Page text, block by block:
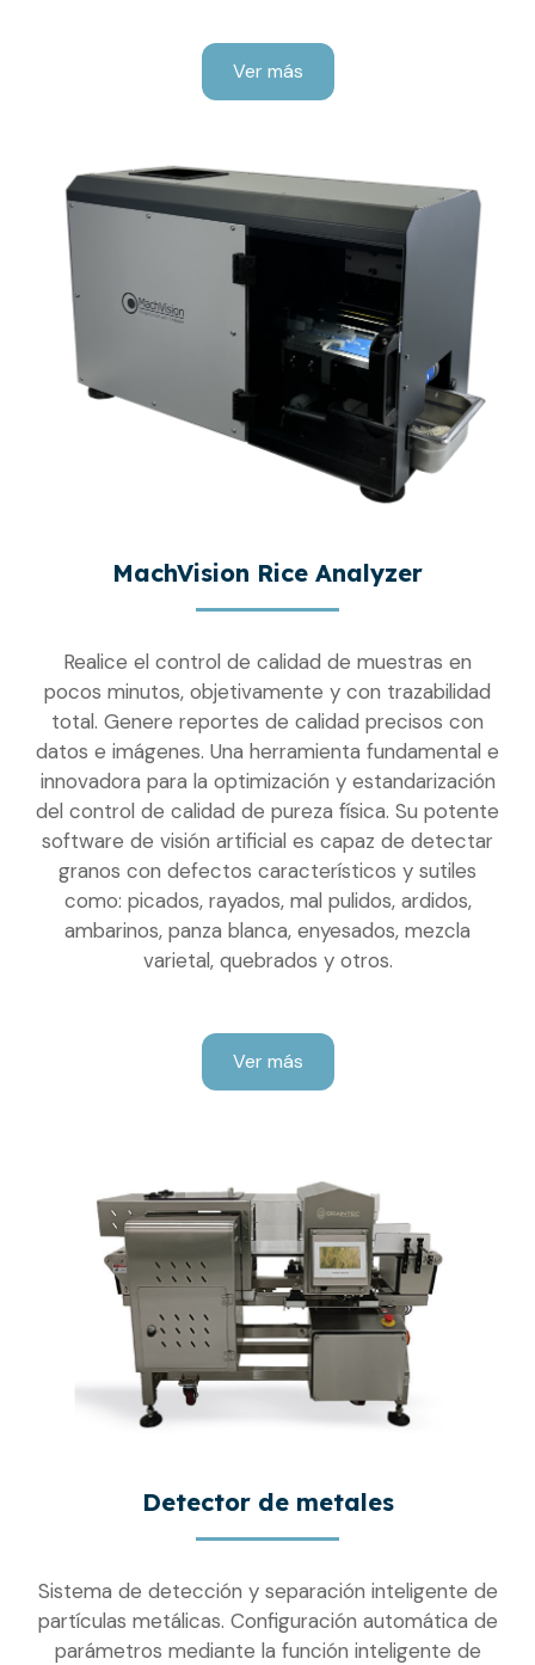
Ver más
MachVision Rice Analyzer
Realice el control de calidad de muestras en
pocos minutos, objetivamente y con trazabilidad
total. Genere reportes de calidad precisos con
datos e imágenes. Una herramienta fundamental e
innovadora para la optimización y estandarización
del control de calidad de pureza física. Su potente
software de visión artificial es capaz de detectar
granos con defectos característicos y sutiles
como: picados, rayados, mal pulidos, ardidos,
ambarinos, panza blanca, enyesados, mezcla
varietal, quebrados y otros.
Ver más
Detector de metales
Sistema de detección y separación inteligente de
partículas metálicas. Configuración automática de
parámetros mediante la función inteligente de